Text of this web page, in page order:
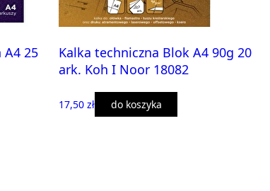
25
Kalka techniczna Blok A4 90g 20
ark. Koh I Noor 18082
17,50 zł do koszyka